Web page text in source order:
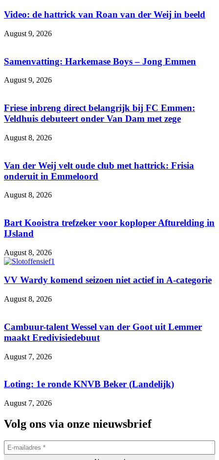
Video: de hattrick van Roan van der Weij in beeld
August 9, 2026
Samenvatting: Harkemase Boys – Jong Emmen
August 9, 2026
Friese inbreng direct belangrijk bij FC Emmen:
Veldhuis debuteert onder Van Dam met zege
August 8, 2026
Van der Weij velt oude club met hattrick: Frisia
onderuit in Emmeloord
August 8, 2026
Bart Kooistra trefzeker voor koploper Afturelding in
IJsland
August 8, 2026
VV Wardy komend seizoen niet actief in A-categorie
August 8, 2026
Cambuur-talent Wessel van der Goot uit Lemmer
maakt Eredivisiedebuut
August 7, 2026
Loting: 1e ronde KNVB Beker (Landelijk)
August 7, 2026
Volg ons via onze nieuwsbrief